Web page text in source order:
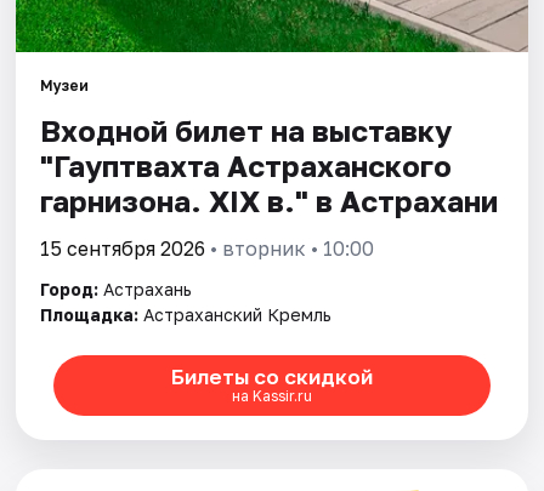
Музеи
Входной билет на выставку
"Гауптвахта Астраханского
гарнизона. XIX в." в Астрахани
15 сентября 2026 • вторник • 10:00
Город: Астрахань
Площадка: Астраханский Кремль
Билеты со скидкой
на Kassir.ru